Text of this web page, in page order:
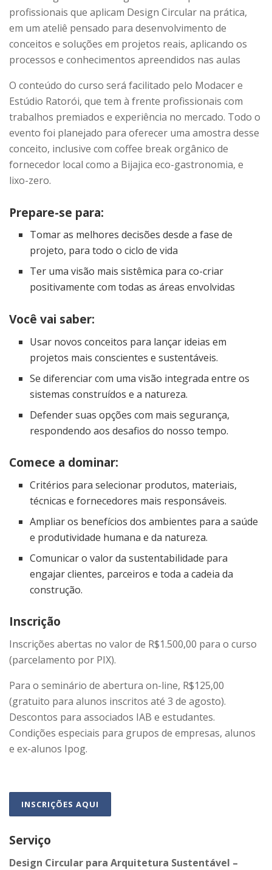
profissionais que aplicam Design Circular na prática,
em um ateliê pensado para desenvolvimento de
conceitos e soluções em projetos reais, aplicando os
processos e conhecimentos apreendidos nas aulas
O conteúdo do curso será facilitado pelo Modacer e
Estúdio Ratorói, que tem à frente profissionais com
trabalhos premiados e experiência no mercado. Todo o
evento foi planejado para oferecer uma amostra desse
conceito, inclusive com coffee break orgânico de
fornecedor local como a Bijajica eco-gastronomia, e
lixo-zero.
Prepare-se para:
Tomar as melhores decisões desde a fase de
projeto, para todo o ciclo de vida
Ter uma visão mais sistêmica para co-criar
positivamente com todas as áreas envolvidas
Você vai saber:
Usar novos conceitos para lançar ideias em
projetos mais conscientes e sustentáveis.
Se diferenciar com uma visão integrada entre os
sistemas construídos e a natureza.
Defender suas opções com mais segurança,
respondendo aos desafios do nosso tempo.
Comece a dominar:
Critérios para selecionar produtos, materiais,
técnicas e fornecedores mais responsáveis.
Ampliar os benefícios dos ambientes para a saúde
e produtividade humana e da natureza.
Comunicar o valor da sustentabilidade para
engajar clientes, parceiros e toda a cadeia da
construção.
Inscrição
Inscrições abertas no valor de R$1.500,00 para o curso
(parcelamento por PIX).
Para o seminário de abertura on-line, R$125,00
(gratuito para alunos inscritos até 3 de agosto).
Descontos para associados IAB e estudantes.
Condições especiais para grupos de empresas, alunos
e ex-alunos Ipog.
INSCRIÇÕES AQUI
Serviço
Design Circular para Arquitetura Sustentável –